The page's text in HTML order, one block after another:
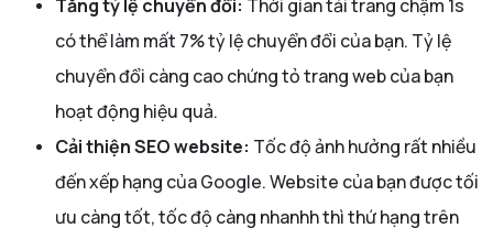
Tăng tỷ lệ chuyển đổi: Thời gian tải trang chậm 1s
có thể làm mất 7% tỷ lệ chuyển đổi của bạn. Tỷ lệ
chuyển đổi càng cao chứng tỏ trang web của bạn
hoạt động hiệu quả.
Cải thiện SEO website: Tốc độ ảnh hưởng rất nhiều
đến xếp hạng của Google. Website của bạn được tối
ưu càng tốt, tốc độ càng nhanhh thì thứ hạng trên